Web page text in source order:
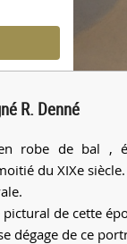
R. Denné
robe de bal ,
du XIXe siècle.
de cette
dégage de ce